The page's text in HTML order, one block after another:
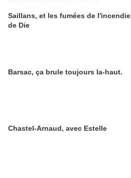
Saillans, et les fumées de l'incendie
de Die
Barsac, ça brule toujours la-haut.
Chastel-Arnaud, avec Estelle